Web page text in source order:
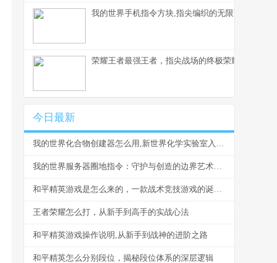
我的世界手机指令方块,指尖编织的无限可能，副
荣耀王者最强王者，指尖战场的终极荣耀
今日最新
我的世界化合物创建器怎么用,新世界化学实验室入门指南
我的世界服务器圈地指令：守护与创造的边界艺术，副标题：从领地到社群的虚拟构建法则
和平精英游戏是怎么来的，一款战术竞技游戏的诞生之路
王者荣耀怎么打，从新手到高手的实战心法
和平精英游戏操作说明,从新手到战神的进阶之路
和平精英怎么分别段位，揭秘段位体系的深层逻辑